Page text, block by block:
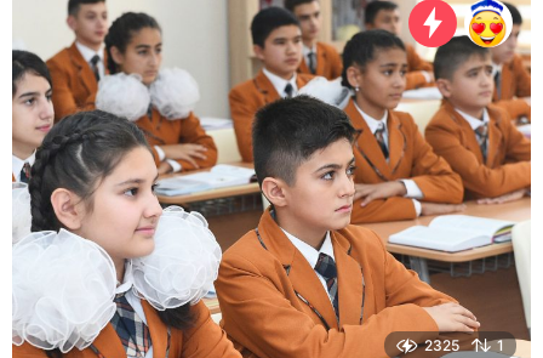
н
ь
н
а
з
а
д
2325 1